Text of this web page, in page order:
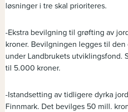
løsninger i tre skal prioriteres.
-Ekstra bevilgning til grøfting av
kroner. Bevilgningen legges til
under Landbrukets utviklingsfond.
til 5.000 kroner.
-Istandsetting av tidligere dyrka
Finnmark. Det bevilges 50 mill.